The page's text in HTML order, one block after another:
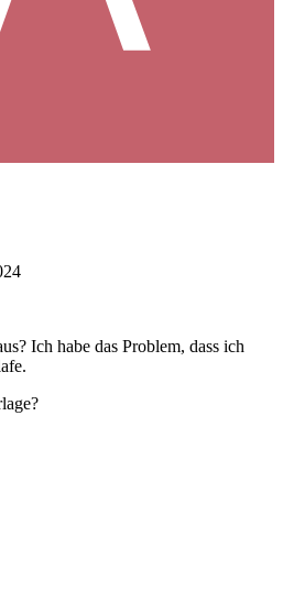
Ich habe das Problem, dass ich